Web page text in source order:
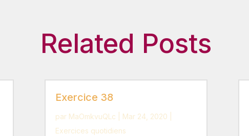
Related Posts
Exercice 38
par MaOmkvuQLc Mar 24, 2020
Exercices quotidiens